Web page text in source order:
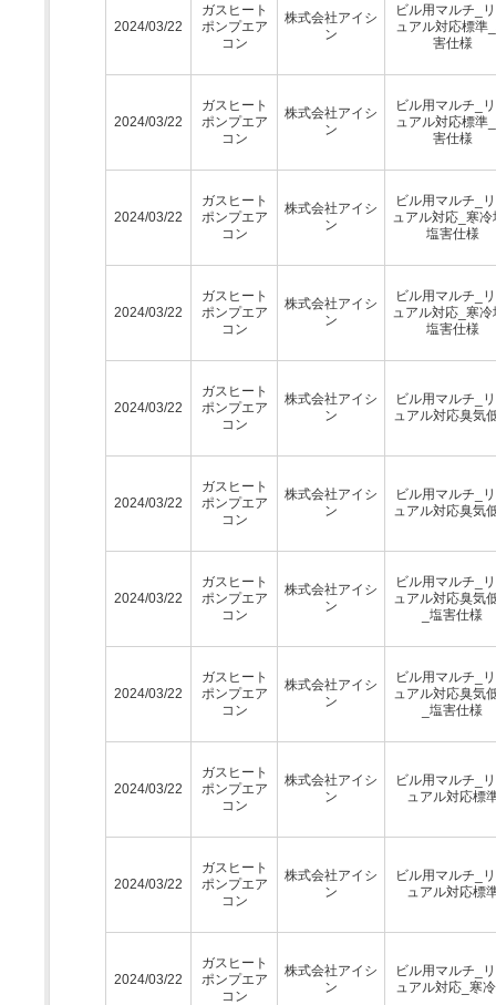
2024/03/22
ガスヒート
ポンプエア
コン
株式会社アイシ
ン
ビル用マルチ_
ュアル対応標準
害仕様
2024/03/22
ガスヒート
ポンプエア
コン
株式会社アイシ
ン
ビル用マルチ_
ュアル対応標準
害仕様
2024/03/22
ガスヒート
ポンプエア
コン
株式会社アイシ
ン
ビル用マルチ_
ュアル対応_寒冷
塩害仕様
2024/03/22
ガスヒート
ポンプエア
コン
株式会社アイシ
ン
ビル用マルチ_
ュアル対応_寒冷
塩害仕様
2024/03/22
ガスヒート
ポンプエア
コン
株式会社アイシ
ン
ビル用マルチ_
ュアル対応臭気
2024/03/22
ガスヒート
ポンプエア
コン
株式会社アイシ
ン
ビル用マルチ_
ュアル対応臭気
2024/03/22
ガスヒート
ポンプエア
コン
株式会社アイシ
ン
ビル用マルチ_
ュアル対応臭気
_塩害仕様
2024/03/22
ガスヒート
ポンプエア
コン
株式会社アイシ
ン
ビル用マルチ_
ュアル対応臭気
_塩害仕様
2024/03/22
ガスヒート
ポンプエア
コン
株式会社アイシ
ン
ビル用マルチ_
ュアル対応標
2024/03/22
ガスヒート
ポンプエア
コン
株式会社アイシ
ン
ビル用マルチ_
ュアル対応標
2024/03/22
ガスヒート
ポンプエア
コン
株式会社アイシ
ン
ビル用マルチ_
ュアル対応_寒